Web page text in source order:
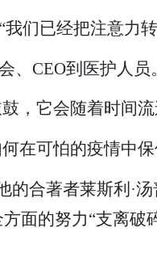
们已经把注意力转
、CEO到医护人员
，它会随着时间
在可怕的疫情中
合著者莱斯利·汤
面的努力“支离破